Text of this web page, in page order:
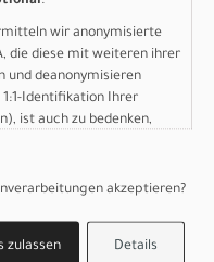
- sofort im Laden
wir anonymisierte
die diese mit weiteren ihrer
und deanonymisieren
Identifikation Ihrer
ist auch zu bedenken,
akzeptieren?
Details
zulassen